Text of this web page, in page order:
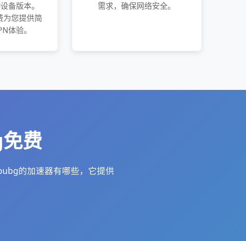
备版本。
您提供简
体验。
需求，确保网络安全。
费
的加速器有哪些，它提供